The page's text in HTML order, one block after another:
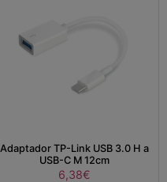
Adaptador TP-Link USB 3.0 H a
USB-C M 12cm
6,38€